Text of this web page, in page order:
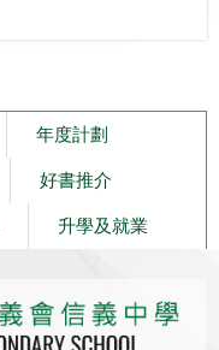
年度計劃
好書推介
升學及就業